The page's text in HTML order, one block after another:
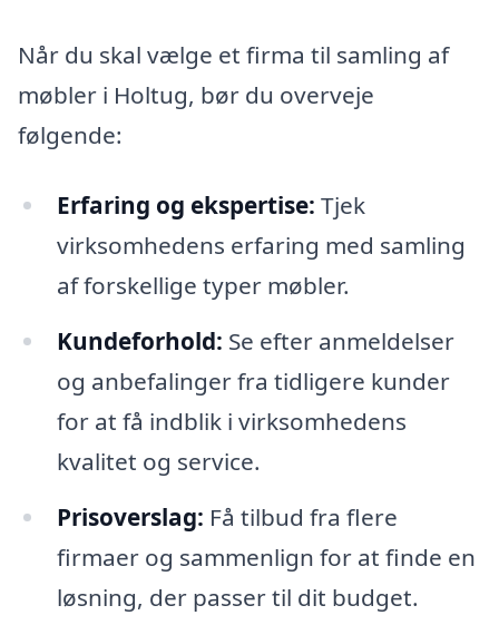
Når du skal vælge et firma til samling af
møbler i Holtug, bør du overveje
følgende:
Erfaring og ekspertise: Tjek
virksomhedens erfaring med samling
af forskellige typer møbler.
Kundeforhold: Se efter anmeldelser
og anbefalinger fra tidligere kunder
for at få indblik i virksomhedens
kvalitet og service.
Prisoverslag: Få tilbud fra flere
firmaer og sammenlign for at finde en
løsning, der passer til dit budget.